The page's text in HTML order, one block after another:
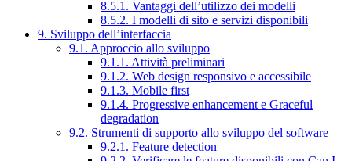
8.5.1. Vantaggi dell’utilizzo dei modelli
8.5.2. I modelli di sito e servizi disponibili
9. Sviluppo dell’interfaccia
9.1. Approccio allo sviluppo
9.1.1. Attività preliminari
9.1.2. Web design responsivo e accessibile
9.1.3. Mobile first
9.1.4. Progressive enhancement e Graceful
degradation
9.2. Strumenti di supporto allo sviluppo del software
9.2.1. Feature detection